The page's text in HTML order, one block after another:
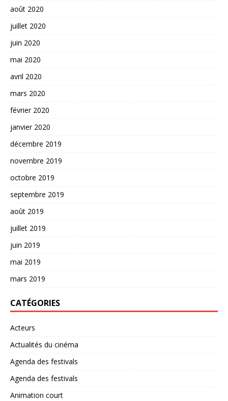
août 2020
juillet 2020
juin 2020
mai 2020
avril 2020
mars 2020
février 2020
janvier 2020
décembre 2019
novembre 2019
octobre 2019
septembre 2019
août 2019
juillet 2019
juin 2019
mai 2019
mars 2019
CATÉGORIES
Acteurs
Actualités du cinéma
Agenda des festivals
Agenda des festivals
Animation court